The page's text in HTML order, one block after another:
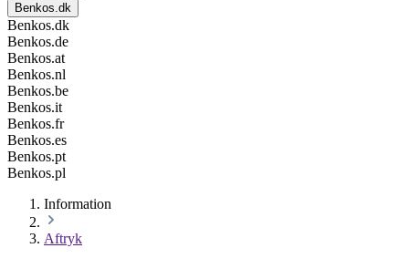
Benkos.dk
Benkos.dk
Benkos.de
Benkos.at
Benkos.nl
Benkos.be
Benkos.it
Benkos.fr
Benkos.es
Benkos.pt
Benkos.pl
Information
Aftryk